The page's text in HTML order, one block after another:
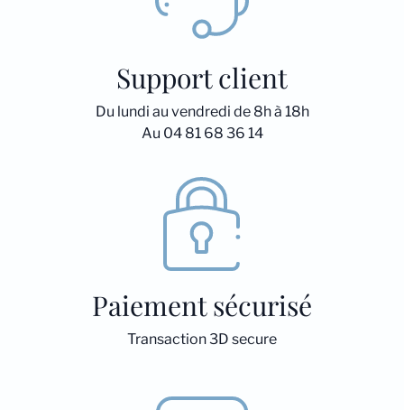
Support client
Du lundi au vendredi de 8h à 18h
Au 04 81 68 36 14
Paiement sécurisé
Transaction 3D secure